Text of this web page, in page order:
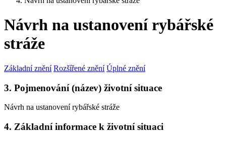
Návrh na ustanovení rybářské
stráže
Základní znění Rozšířené znění Úplné znění
3. Pojmenování (název) životní situace
Návrh na ustanovení rybářské stráže
4. Základní informace k životní situaci